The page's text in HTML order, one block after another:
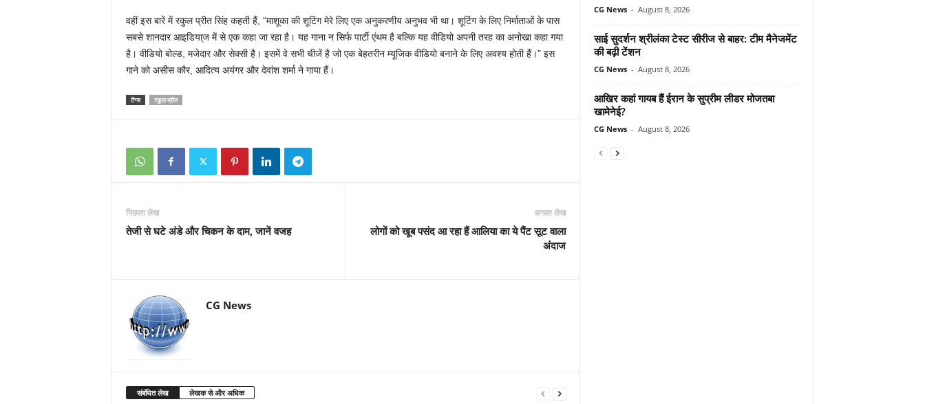
वहीं इस बारें में रकुल प्रीत सिंह कहती हैं, “माशूका की शूटिंग मेरे लिए एक अनुकरणीय अनुभव भी था। शूटिंग के लिए निर्माताओं के पास
सबसे शानदार आइडिया्ज में से एक कहा जा रहा है। यह गाना न सिर्फ पार्टी एंथम है बल्कि यह वीडियो अपनी तरह का अनोखा कहा गया
है। वीडियो बोल्ड, मजेदार और सेक्सी है। इसमें वे सभी चीजें है जो एक बेहतरीन म्यूजिक वीडियो बनाने के लिए अवश्य होती हैं।” इस
गाने को असीस कौर, आदित्य अयंगर और देवांश शर्मा ने गाया हैं।
टैग्स रकुल प्रीत
पिछला लेख
तेजी से घटे अंडे और चिकन के दाम, जानें वजह
अगला लेख
लोगों को खूब पसंद आ रहा हैं आलिया का ये पैंट सूट वाला
अंदाज
CG News
संबंधित लेख लेखक से और अधिक
CG News - August 8, 2026
साई सुदर्शन श्रीलंका टेस्ट सीरीज से बाहर: टीम मैनेजमेंट
की बढ़ी टेंशन
CG News - August 8, 2026
आखिर कहां गायब हैं ईरान के सुप्रीम लीडर मोजतबा
खामेनेई?
CG News - August 8, 2026